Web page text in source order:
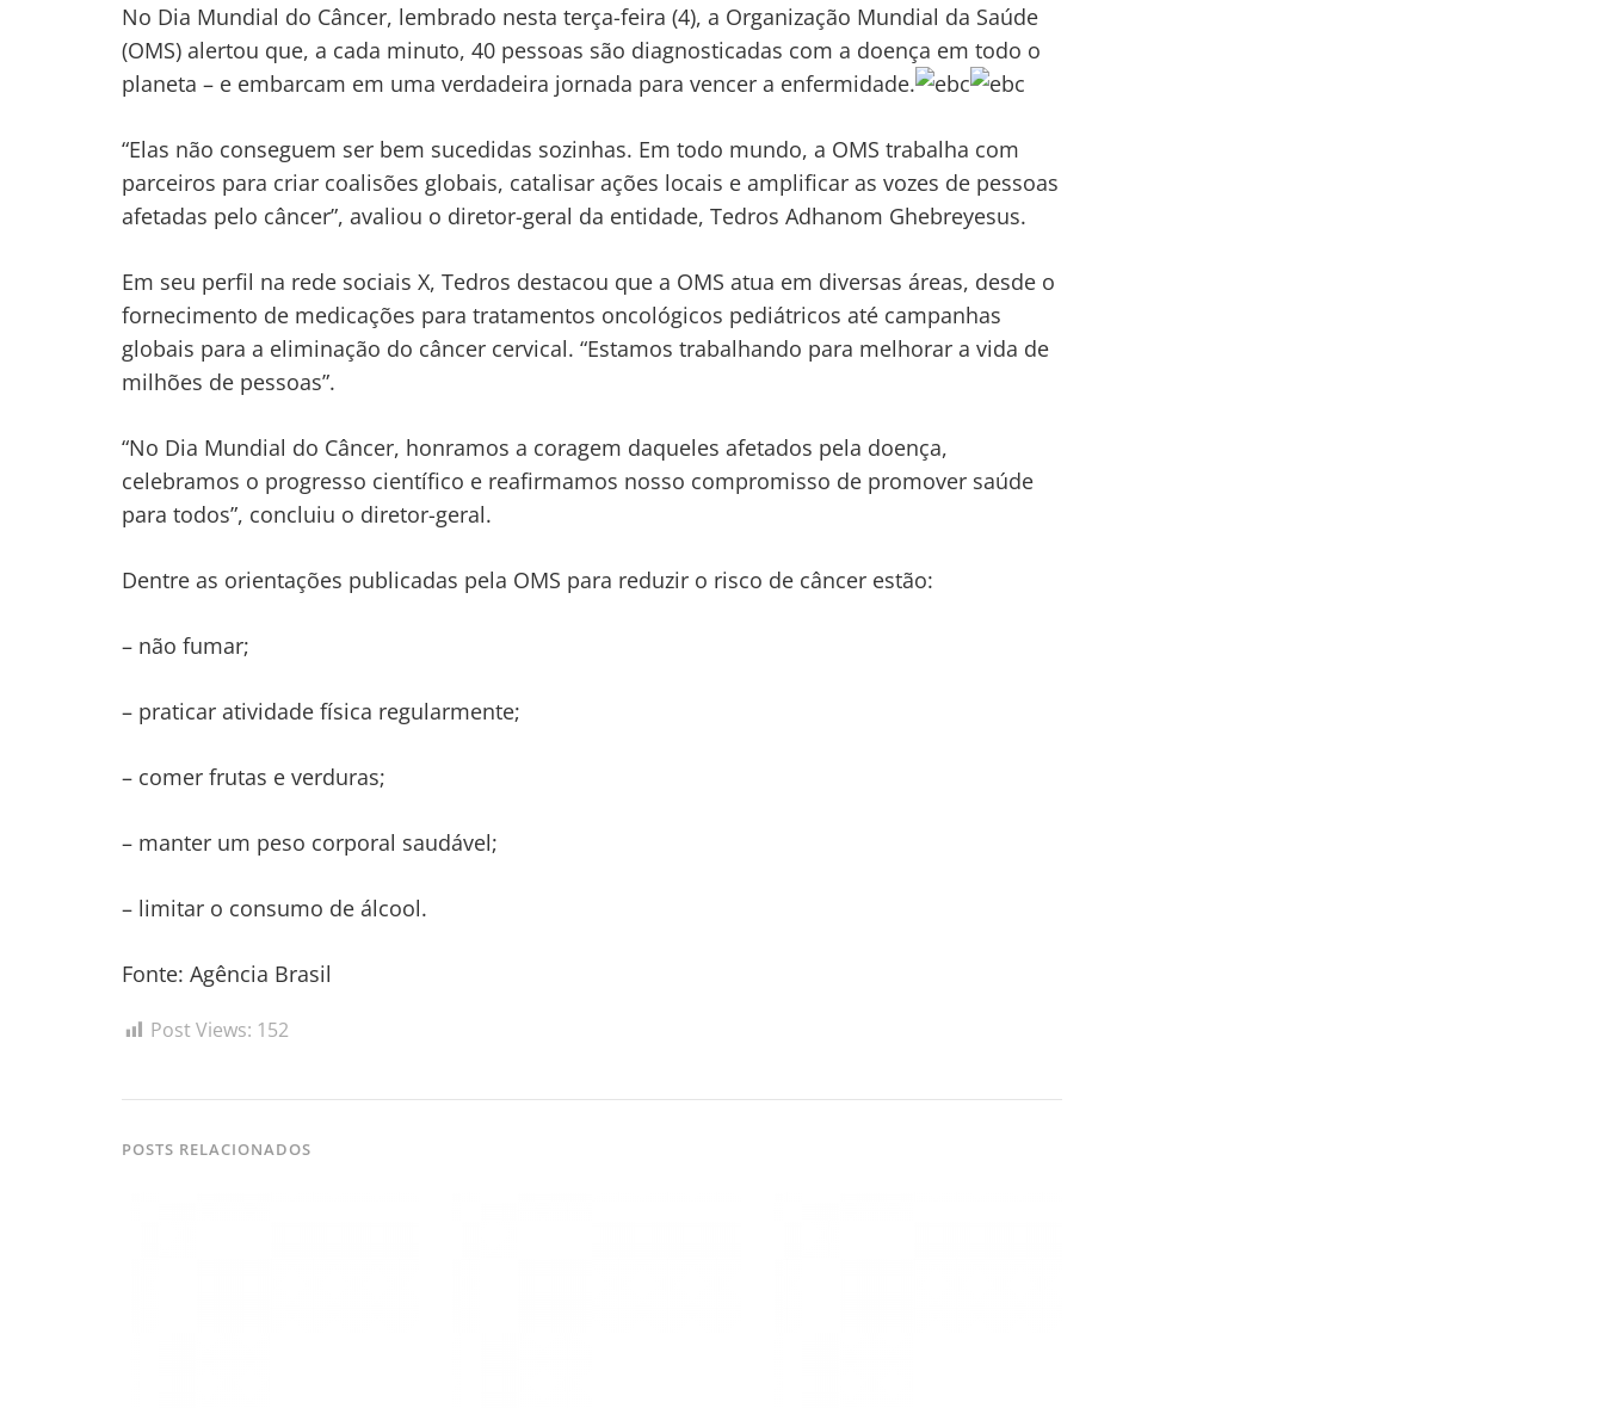
No Dia Mundial do Câncer, lembrado nesta terça-feira (4), a Organização Mundial da Saúde
(OMS) alertou que, a cada minuto, 40 pessoas são diagnosticadas com a doença em todo o
planeta – e embarcam em uma verdadeira jornada para vencer a enfermidade.
“Elas não conseguem ser bem sucedidas sozinhas. Em todo mundo, a OMS trabalha com
parceiros para criar coalisões globais, catalisar ações locais e amplificar as vozes de pessoas
afetadas pelo câncer”, avaliou o diretor-geral da entidade, Tedros Adhanom Ghebreyesus.
Em seu perfil na rede sociais X, Tedros destacou que a OMS atua em diversas áreas, desde o
fornecimento de medicações para tratamentos oncológicos pediátricos até campanhas
globais para a eliminação do câncer cervical. “Estamos trabalhando para melhorar a vida de
milhões de pessoas”.
“No Dia Mundial do Câncer, honramos a coragem daqueles afetados pela doença,
celebramos o progresso científico e reafirmamos nosso compromisso de promover saúde
para todos”, concluiu o diretor-geral.
Dentre as orientações publicadas pela OMS para reduzir o risco de câncer estão:
– não fumar;
– praticar atividade física regularmente;
– comer frutas e verduras;
– manter um peso corporal saudável;
– limitar o consumo de álcool.
Fonte: Agência Brasil
Post Views: 152
POSTS RELACIONADOS
Navegação